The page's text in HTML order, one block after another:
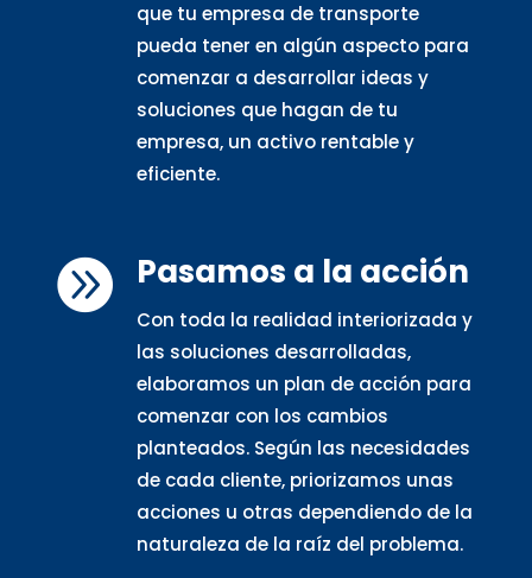
que tu empresa de transporte
pueda tener en algún aspecto para
comenzar a desarrollar ideas y
soluciones que hagan de tu
empresa, un activo rentable y
eficiente.
 Pasamos a la acción
Con toda la realidad interiorizada y
las soluciones desarrolladas,
elaboramos un plan de acción para
comenzar con los cambios
planteados. Según las necesidades
de cada cliente, priorizamos unas
acciones u otras dependiendo de la
naturaleza de la raíz del problema.